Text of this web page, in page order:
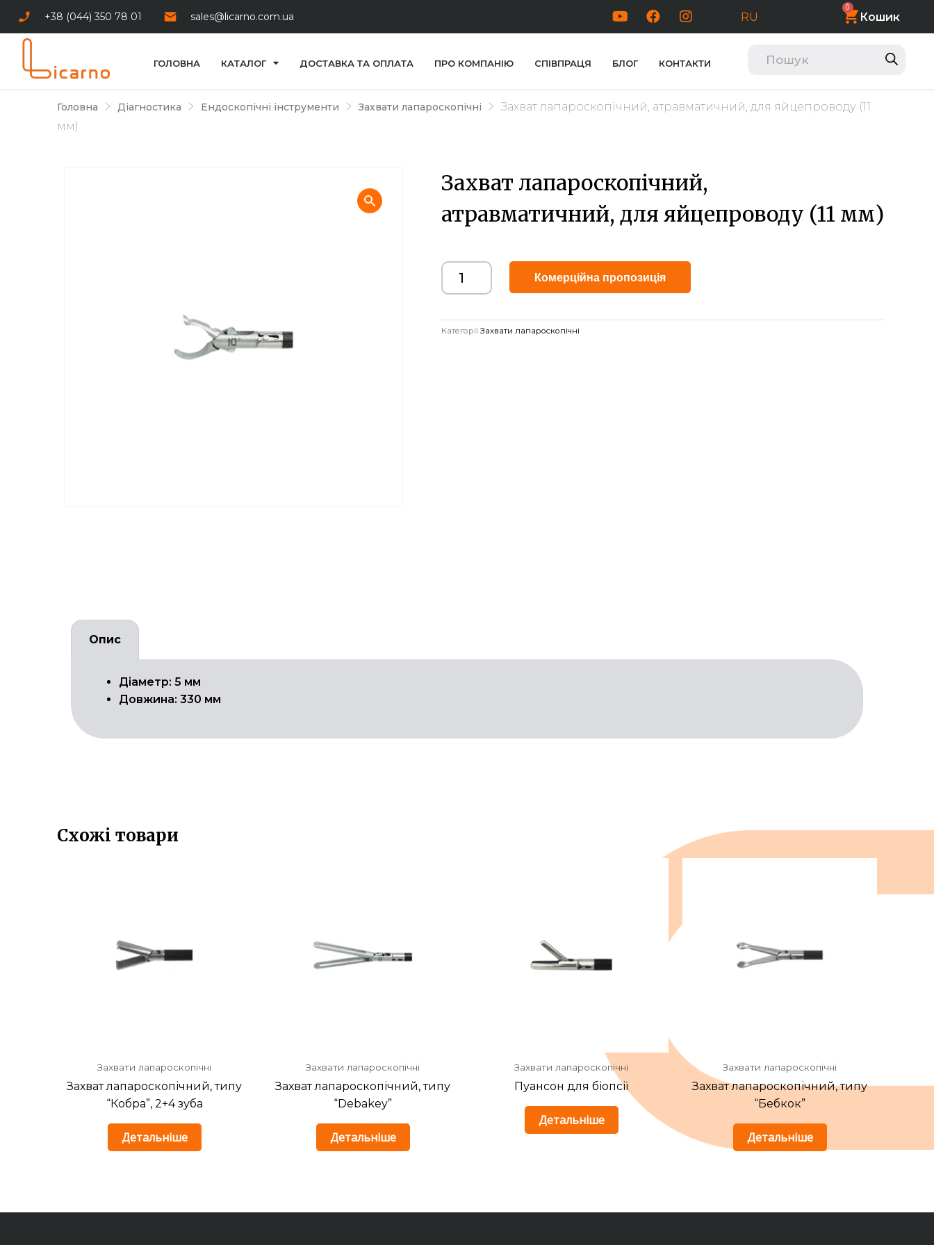
+38 (044) 350 78 01 sales@licarno.com.ua RU
0
Кошик
ГОЛОВНА КАТАЛОГ ДОСТАВКА ТА ОПЛАТА ПРО КОМПАНІЮ СПІВПРАЦЯ БЛОГ КОНТАКТИ
Головна Діагностика Ендоскопічні інструменти Захвати лапароскопічні
Захват лапароскопічний, атравматичний, для яйцепроводу (11
мм)
Захват лапароскопічний,
атравматичний, для яйцепроводу (11 мм)
Комерційна пропозиція
Категорії Захвати лапароскопічні
Опис
Діаметр: 5 мм
Довжина: 330 мм
Схожі товари
Захвати лапароскопічні
Захват лапароскопічний, типу
“Кобра”, 2+4 зуба
Детальніше
Захвати лапароскопічні
Захват лапароскопічний, типу
“Debakey”
Детальніше
Захвати лапароскопічні
Пуансон для біопсії
Детальніше
Захвати лапароскопічні
Захват лапароскопічний, типу
“Бебкок”
Детальніше